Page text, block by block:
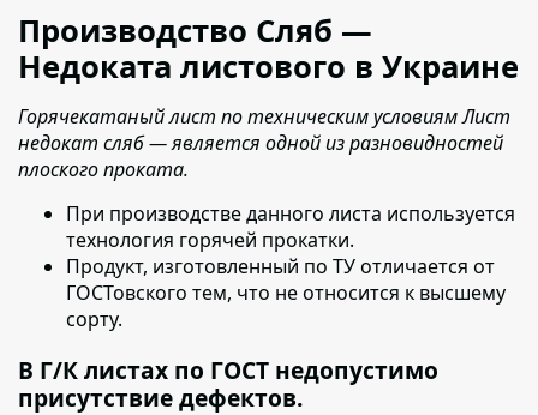
Производство Сляб —
Недоката листового в Украине
Горячекатаный лист по техническим условиям Лист
недокат сляб — является одной из разновидностей
плоского проката.
При производстве данного листа используется
технология горячей прокатки.
Продукт, изготовленный по ТУ отличается от
ГОСТовского тем, что не относится к высшему
сорту.
В Г/К листах по ГОСТ недопустимо
присутствие дефектов.